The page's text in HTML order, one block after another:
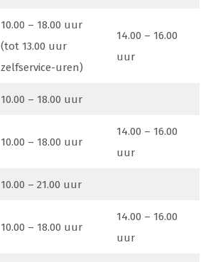
10.00 – 18.00 uur
(tot 13.00 uur
zelfservice-uren)
14.00 – 16.00
uur
10.00 – 18.00 uur
10.00 – 18.00 uur
14.00 – 16.00
uur
10.00 – 21.00 uur
10.00 – 18.00 uur
14.00 – 16.00
uur